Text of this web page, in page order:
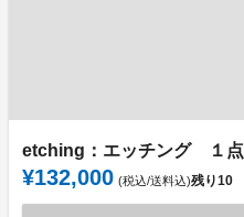
etching：エッチング １点
¥132,000 (税込/送料込)残り10